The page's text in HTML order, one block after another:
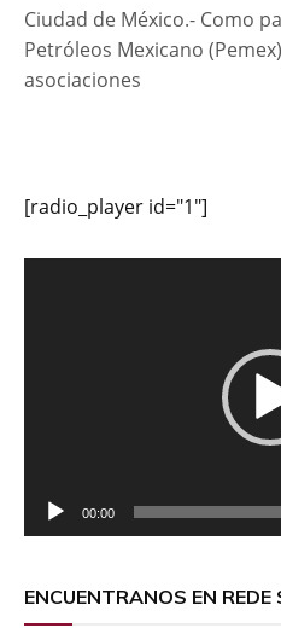
Ciudad de México.- Como
Petróleos Mexicano
asociaciones
[radio_player id="1"]
00:00
ENCUENTRANOS EN REDE